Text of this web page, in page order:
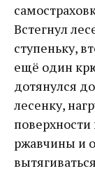
Встегнул
ступеньку,
ещё один
дотянулся
лесенку,
ржавчины и